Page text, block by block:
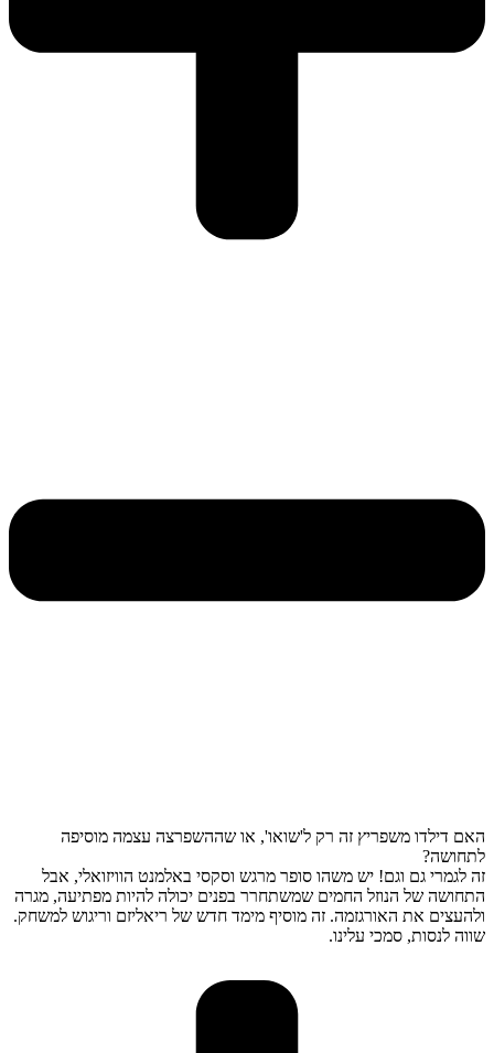
האם דילדו משפריץ זה רק ל'שואו', או שההשפרצה עצמה מוסיפה
לתחושה?
זה לגמרי גם וגם! יש משהו סופר מרגש וסקסי באלמנט הוויזואלי, אבל
התחושה של הנוזל החמים שמשתחרר בפנים יכולה להיות מפתיעה, מגרה
ולהעצים את האורגזמה. זה מוסיף מימד חדש של ריאליזם וריגוש למשחק.
שווה לנסות, סמכי עלינו.